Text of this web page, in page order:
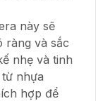
này sẽ
ràng và sắc
nhẹ và tinh
nhựa
hợp để